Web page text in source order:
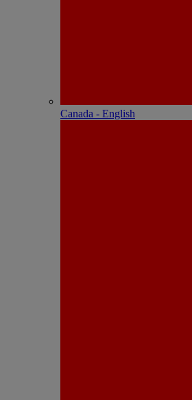
Canada - English